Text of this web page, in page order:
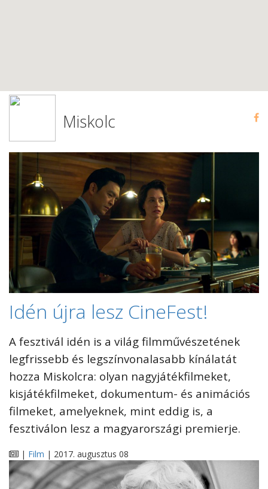
Miskolc
Idén újra lesz CineFest!
A fesztivál idén is a világ filmművészetének
legfrissebb és legszínvonalasabb kínálatát
hozza Miskolcra: olyan nagyjátékfilmeket,
kisjátékfilmeket, dokumentum- és animációs
filmeket, amelyeknek, mint eddig is, a
fesztiválon lesz a magyarországi premierje.
| Film | 2017. augusztus 08